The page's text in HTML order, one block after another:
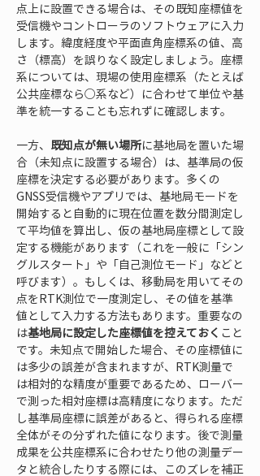
点上に設置できる場合は、その既知座標値を
受信機やコントローラのソフトウェアに入力
します。緯度経度や平面直角座標系の値、高
さ（標高）を誤りなく設定しましょう。座標
系については、現場の使用座標系（たとえば
公共座標なら○系など）に合わせて単位や基
準を統一することも忘れずに確認します。
一方、 既知点が無い場所に基地局を置いた場
合（未知点に設置する場合）は、基準局の仮
座標を決定する必要があります。多くの
GNSS受信機やアプリでは、基地局モードを
開始すると自動的に現在位置を数分間測定し
て平均値を算出し、仮の基地局座標として設
定する機能があります（これを一般に「シン
グルスタート」や「自己測位モード」などと
呼びます）。もしくは、移動局を用いてその
点をRTK測位で一度測定し、その値を基準
値として入力する方法もあります。重要なの
は基地局に設定した座標値を控えておく こと
です。未知点で開始した場合、その座標値に
は多少の誤差が含まれますが、RTK測量で
は相対的な精度が重要であるため、ローバー
で測った相対座標は高精度になります。ただ
し基準局座標に誤差があると、得られる座標
全体がその分ずれた値になります。後で測量
成果を公共座標系に合わせたり他の測量デー
タと統合したりする際には、このズレを補正